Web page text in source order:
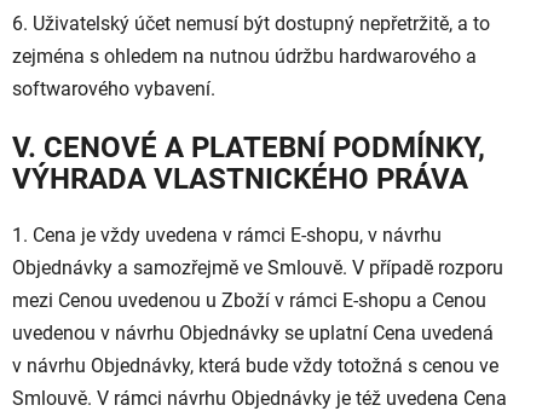
6. Uživatelský účet nemusí být dostupný nepřetržitě, a to
zejména s ohledem na nutnou údržbu hardwarového a
softwarového vybavení.
V. CENOVÉ A PLATEBNÍ PODMÍNKY,
VÝHRADA VLASTNICKÉHO PRÁVA
1. Cena je vždy uvedena v rámci E-shopu, v návrhu
Objednávky a samozřejmě ve Smlouvě. V případě rozporu
mezi Cenou uvedenou u Zboží v rámci E-shopu a Cenou
uvedenou v návrhu Objednávky se uplatní Cena uvedená
v návrhu Objednávky, která bude vždy totožná s cenou ve
Smlouvě. V rámci návrhu Objednávky je též uvedena Cena